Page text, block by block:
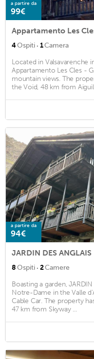
a partire da
99€
Appartamento Les
4Ospiti · 1Camera
Located in Valsavarenche
Appartamento Les Cles -
mountain views. The
the Void, 48 km from
a partire da
94€
JARDIN DES ANGLAIS
8Ospiti · 2Camere
Boasting a garden,
Notre-Dame in the Valle
Cable Car. The property
47 km from Skyway ...